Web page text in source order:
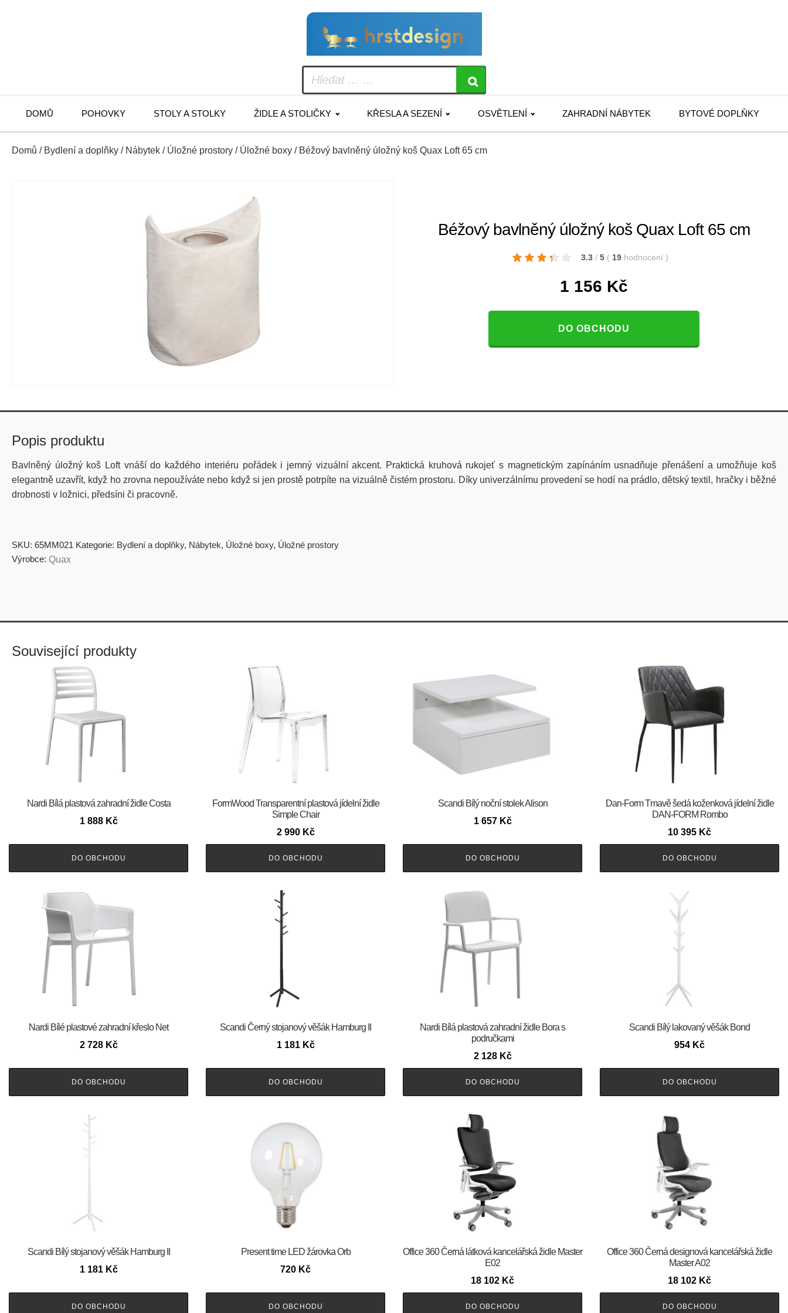
DOMŮ POHOVKY STOLY A STOLKY ŽIDLE A STOLIČKY KŘESLA A SEZENÍ OSVĚTLENÍ ZAHRADNÍ NÁBYTEK BYTOVÉ DOPLŇKY
Domů / Bydlení a doplňky / Nábytek / Úložné prostory / Úložné boxy / Béžový bavlněný úložný koš Quax Loft 65 cm
Béžový bavlněný úložný koš Quax Loft 65 cm
3.3 / 5 ( 19 hodnocení )
1 156 Kč
DO OBCHODU
Popis produktu
Bavlněný úložný koš Loft vnáší do každého interiéru pořádek i jemný vizuální akcent. Praktická kruhová rukojeť s magnetickým zapínáním usnadňuje přenášení a umožňuje koš
elegantně uzavřít, když ho zrovna nepoužíváte nebo když si jen prostě potrpíte na vizuálně čistém prostoru. Díky univerzálnímu provedení se hodí na prádlo, dětský textil, hračky i běžné
drobnosti v ložnici, předsíni či pracovně.
SKU: 65MM021 Kategorie: Bydlení a doplňky, Nábytek, Úložné boxy, Úložné prostory
Výrobce: Quax
Související produkty
Nardi Bílá plastová zahradní židle Costa
1 888 Kč
DO OBCHODU
FormWood Transparentní plastová jídelní židle
Simple Chair
2 990 Kč
DO OBCHODU
Scandi Bílý noční stolek Alison
1 657 Kč
DO OBCHODU
​​​​​Dan-Form Tmavě šedá koženková jídelní židle
DAN-FORM Rombo
10 395 Kč
DO OBCHODU
Nardi Bílé plastové zahradní křeslo Net
2 728 Kč
DO OBCHODU
Scandi Černý stojanový věšák Hamburg II
1 181 Kč
DO OBCHODU
Nardi Bílá plastová zahradní židle Bora s
područkami
2 128 Kč
DO OBCHODU
Scandi Bílý lakovaný věšák Bond
954 Kč
DO OBCHODU
Scandi Bílý stojanový věšák Hamburg II
1 181 Kč
DO OBCHODU
Present time LED žárovka Orb
720 Kč
DO OBCHODU
Office 360 Černá látková kancelářská židle Master
E02
18 102 Kč
DO OBCHODU
Office 360 Černá designová kancelářská židle
Master A02
18 102 Kč
DO OBCHODU